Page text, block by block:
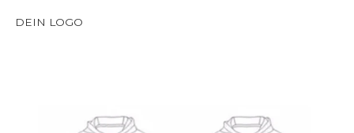
DEIN LOGO